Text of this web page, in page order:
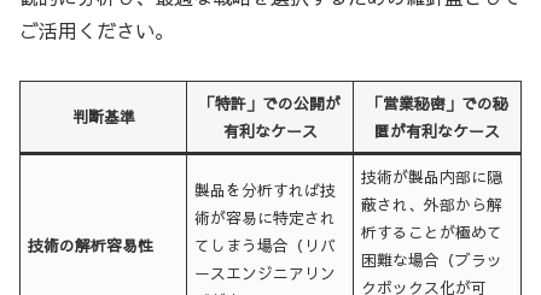
ご活用ください。
判断基準
「特許」での公開が
有利なケース
「営業秘密」での秘
匿が有利なケース
技術の解析容易性
製品を分析すれば技
術が容易に特定され
てしまう場合（リバ
ースエンジニアリン
技術が製品内部に隠
蔽され、外部から解
析することが極めて
困難な場合（ブラッ
クボックス化が可